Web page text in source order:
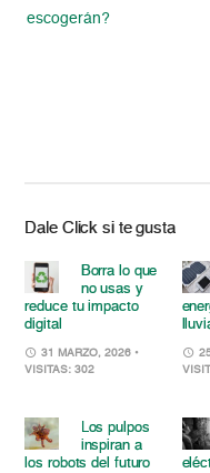
escogerán?
Dale Click si te gusta
Borra lo que
no usas y
reduce tu impacto
digital
31 MARZO, 2026 •
VISITAS: 302
Los pulpos
inspiran a
los robots del futuro